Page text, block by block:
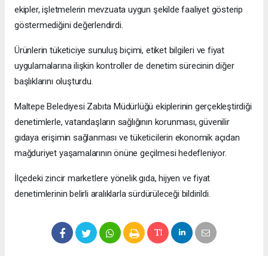
ekipler, işletmelerin mevzuata uygun şekilde faaliyet gösterip
göstermediğini değerlendirdi.
Ürünlerin tüketiciye sunuluş biçimi, etiket bilgileri ve fiyat
uygulamalarına ilişkin kontroller de denetim sürecinin diğer
başlıklarını oluşturdu.
Maltepe Belediyesi Zabıta Müdürlüğü ekiplerinin gerçekleştirdiği
denetimlerle, vatandaşların sağlığının korunması, güvenilir
gıdaya erişimin sağlanması ve tüketicilerin ekonomik açıdan
mağduriyet yaşamalarının önüne geçilmesi hedefleniyor.
İlçedeki zincir marketlere yönelik gıda, hijyen ve fiyat
denetimlerinin belirli aralıklarla sürdürüleceği bildirildi.